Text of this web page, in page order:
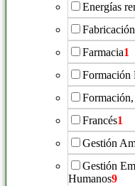
Energías
Farmacia1
Formación
Francés1
Gestión
Gestión
Humanos9